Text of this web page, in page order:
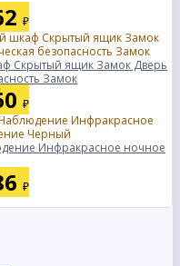
₽
Скрытый ящик Замок Дверь
Замок
₽
Инфракрасное ночное
₽